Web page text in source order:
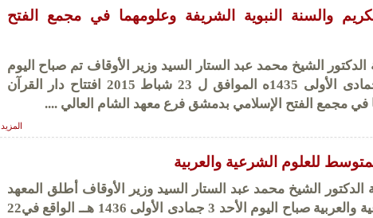
والسنة النبوية الشريفة وعلومهما في مجمع الفتح
الشيخ محمد عبد الستار السيد وزير الأوقاف تم صباح اليوم
الاثنين في الرابع من جمادى الأولى 1435ه الموافق ل 23 شباط 2015 افتتاح دار القرآن
في مجمع الفتح الإسلامي بدمشق فرع معهد الشام العالي ....
المزيد
للعلوم الشرعية والعربية
الشيخ محمد عبد الستار السيد وزير الأوقاف أطلق المعهد
المتوسط للعلوم الشرعية والعربية صباح اليوم الأحد 3 جمادى الأولى 1436 هــ الواقع في22